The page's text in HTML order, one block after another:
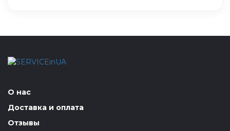
О нас
Доставка и оплата
Отзывы